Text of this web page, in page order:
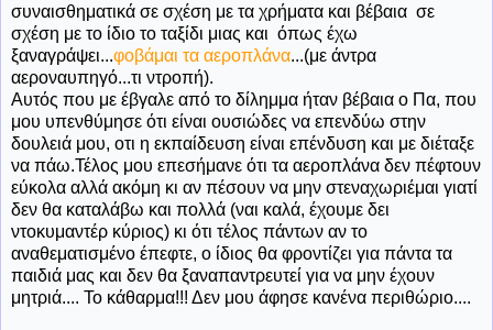
συναισθηματικά σε σχέση με τα χρήματα και βέβαια σε
σχέση με το ίδιο το ταξίδι μιας και όπως έχω
ξαναγράψει...φοβάμαι τα αεροπλάνα...(με άντρα
αεροναυπηγό...τι ντροπή).
Αυτός που με έβγαλε από το δίλημμα ήταν βέβαια ο Πα, που
μου υπενθύμησε ότι είναι ουσιώδες να επενδύω στην
δουλειά μου, οτι η εκπαίδευση είναι επένδυση και με διέταξε
να πάω.Τέλος μου επεσήμανε ότι τα αεροπλάνα δεν πέφτουν
εύκολα αλλά ακόμη κι αν πέσουν να μην στεναχωριέμαι γιατί
δεν θα καταλάβω και πολλά (ναι καλά, έχουμε δει
ντοκυμαντέρ κύριος) κι ότι τέλος πάντων αν το
αναθεματισμένο έπεφτε, ο ίδιος θα φροντίζει για πάντα τα
παιδιά μας και δεν θα ξαναπαντρευτεί για να μην έχουν
μητριά.... Το κάθαρμα!!! Δεν μου άφησε κανένα περιθώριο....